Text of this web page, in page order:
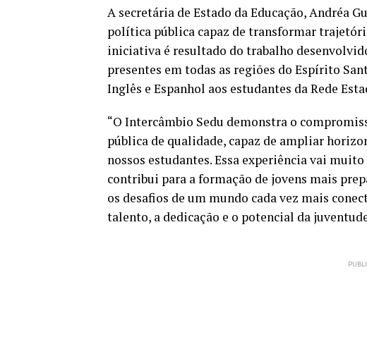
A secretária de Estado da Educação, Andréa
política pública capaz de transformar
iniciativa é resultado do trabalho
presentes em todas as regiões do Espírito
Inglês e Espanhol aos estudantes da Rede
“O Intercâmbio Sedu demonstra o
pública de qualidade, capaz de ampliar
nossos estudantes. Essa experiência vai
contribui para a formação de jovens mais
os desafios de um mundo cada vez mais
talento, a dedicação e o potencial da